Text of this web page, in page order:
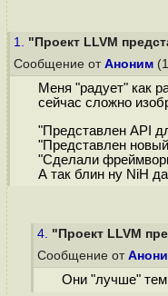
1. "Проект LLVM
Сообщение от Аноним
Меня "радует" как
сейчас сложно
"Представлен API
"Представлен
"Сделали
А так блин ну NiH
4. "Проект LLVM
Сообщение от
Они "лучше" тем